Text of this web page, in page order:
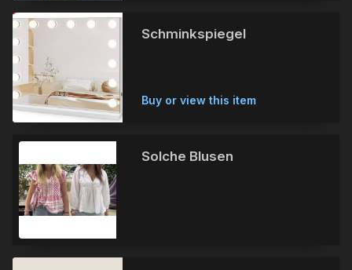
Schminkspiegel
Buy or view this item
Solche Blusen